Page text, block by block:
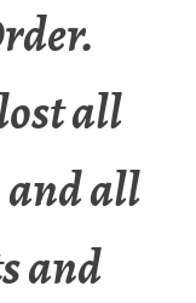
all
all
and